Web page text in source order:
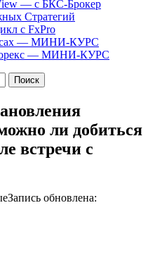
— с БКС-Брокер
Стратегий
с FxPro
— МИНИ-КУРС
— МИНИ-КУРС
ли добиться
встречи с
Запись обновлена: